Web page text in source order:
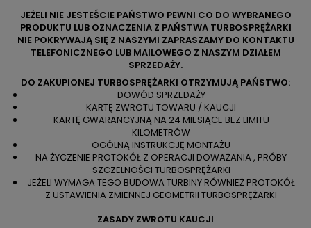
JEŻELI NIE JESTEŚCIE PAŃSTWO PEWNI CO DO WYBRANEGO
PRODUKTU LUB OZNACZENIA Z PAŃSTWA TURBOSPRĘŻARKI
NIE POKRYWAJĄ SIĘ Z NASZYMI ZAPRASZAMY DO KONTAKTU
TELEFONICZNEGO LUB MAILOWEGO Z NASZYM DZIAŁEM
SPRZEDAŻY.
DO ZAKUPIONEJ TURBOSPRĘŻARKI OTRZYMUJĄ PAŃSTWO:
DOWÓD SPRZEDAŻY
KARTĘ ZWROTU TOWARU / KAUCJI
KARTĘ GWARANCYJNĄ NA 24 MIESIĄCE BEZ LIMITU
KILOMETRÓW
OGÓLNĄ INSTRUKCJĘ MONTAŻU
NA ŻYCZENIE PROTOKÓŁ Z OPERACJI DOWAŻANIA , PRÓBY
SZCZELNOŚCI TURBOSPRĘŻARKI
JEŻELI WYMAGA TEGO BUDOWA TURBINY RÓWNIEŻ PROTOKÓŁ
Z USTAWIENIA ZMIENNEJ GEOMETRII TURBOSPRĘŻARKI
ZASADY ZWROTU KAUCJI